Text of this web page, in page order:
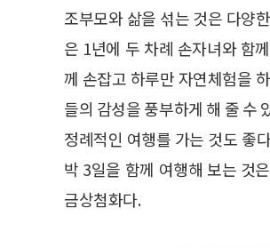
조부모와 삶을 섞는 것은 다양
은 1년에 두 차례 손자녀와 함
께 손잡고 하루만 자연체험을
들의 감성을 풍부하게 해 줄 수
정례적인 여행를 가는 것도 좋
박 3일을 함께 여행해 보는 것
금상첨화다.